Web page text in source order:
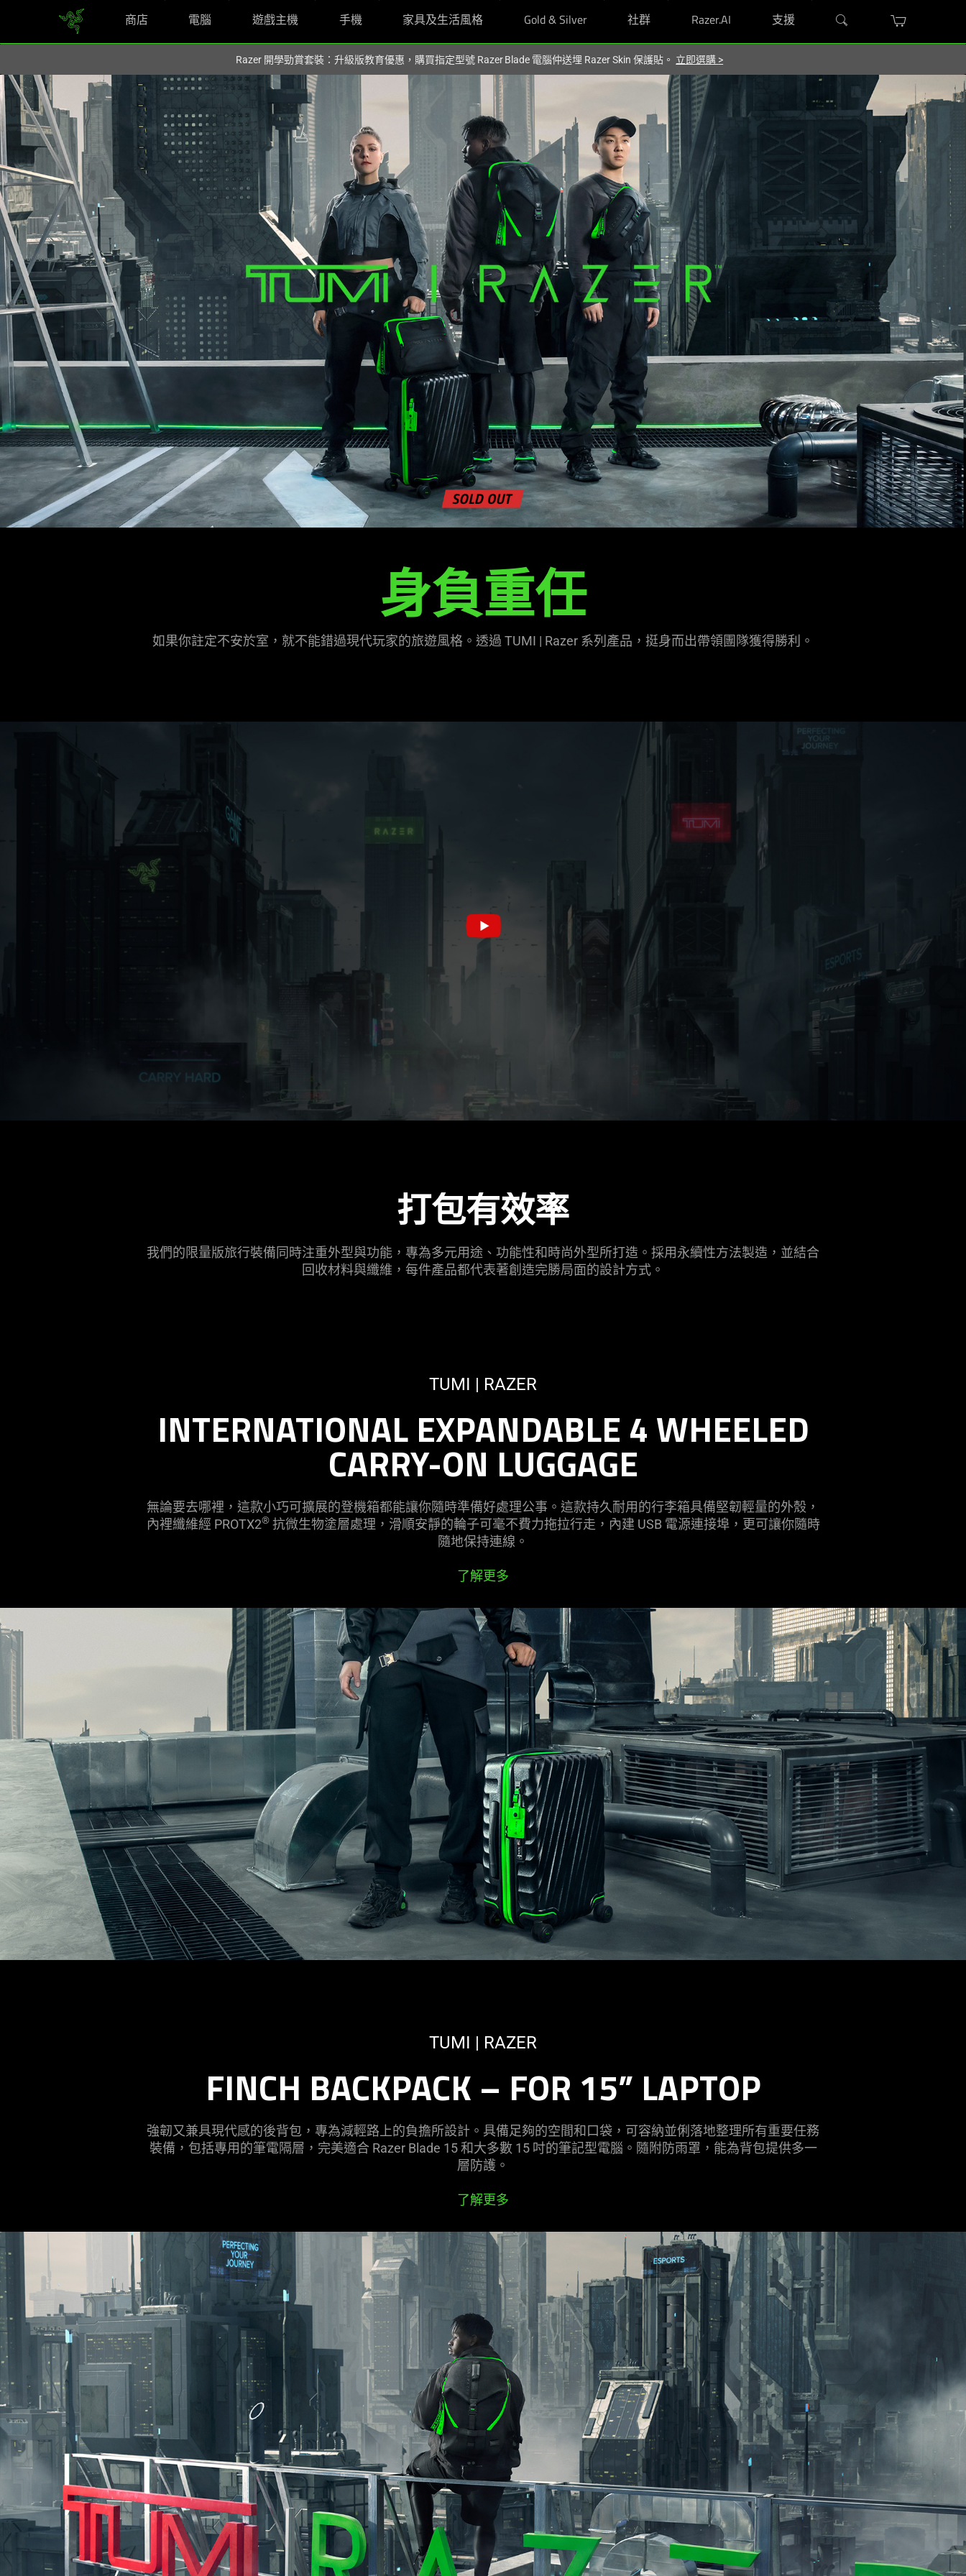
商店 電腦 遊戲主機 手機 家具及生活風格 Gold & Silver 社群 Razer.AI 支援
Razer 開學勁賞套裝：升級版教育優惠，購買指定型號 Razer Blade 電腦仲送埋 Razer Skin 保護貼。 立即選購 >
身負重任
如果你註定不安於室，就不能錯過現代玩家的旅遊風格。透過 TUMI | Razer 系列產品，挺身而出帶領團隊獲得勝利。
打包有效率
我們的限量版旅行裝備同時注重外型與功能，專為多元用途、功能性和時尚外型所打造。採用永續性方法製造，並結合
回收材料與纖維，每件產品都代表著創造完勝局面的設計方式。
INTERNATIONAL EXPANDABLE 4 WHEELED
CARRY-ON LUGGAGE
TUMI | RAZER
無論要去哪裡，這款小巧可擴展的登機箱都能讓你隨時準備好處理公事。這款持久耐用的行李箱具備堅韌輕量的外殼，
內裡纖維經 PROTX2®抗微生物塗層處理，滑順安靜的輪子可毫不費力拖拉行走，內建 USB 電源連接埠，更可讓你隨時
隨地保持連線。
了解更多
FINCH BACKPACK – FOR 15” LAPTOP
TUMI | RAZER
強韌又兼具現代感的後背包，專為減輕路上的負擔所設計。具備足夠的空間和口袋，可容納並俐落地整理所有重要任務
裝備，包括專用的筆電隔層，完美適合 Razer Blade 15 和大多數 15 吋的筆記型電腦。隨附防雨罩，能為背包提供多一
層防護。
了解更多